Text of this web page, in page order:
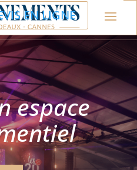
EN LIGNE
espace